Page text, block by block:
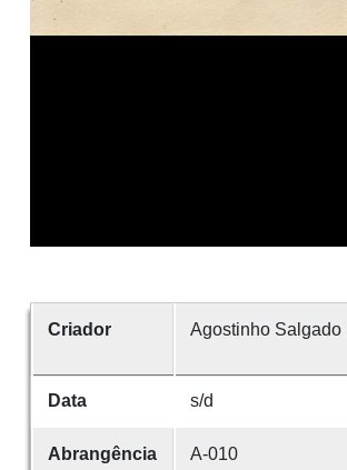
Criador Agostinho Salgado
Data s/d
Abrangência
A-010